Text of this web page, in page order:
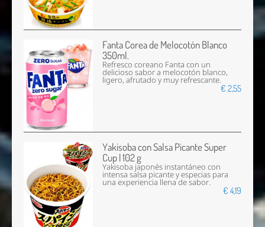
Fanta Corea de Melocotón Blanco
350ml.
Refresco coreano Fanta con un
delicioso sabor a melocotón blanco,
ligero, afrutado y muy refrescante.
€ 2,55
Yakisoba con Salsa Picante Super
Cup | 102 g
Yakisoba japonés instantáneo con
intensa salsa picante y especias para
una experiencia llena de sabor.
€ 4,19